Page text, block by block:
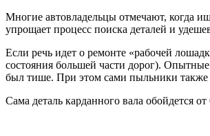
Многие автовладельцы отмечают, когда
упрощает процесс поиска деталей и
Если речь идет о ремонте «рабочей
состояния большей части дорог).
был тише. При этом сами пыльники также
Сама деталь карданного вала обойдется